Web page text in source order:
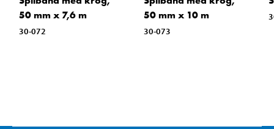
50 mm x 7,6 m
30-072
50 mm x 10 m
30-073